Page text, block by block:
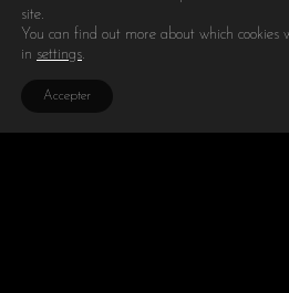
site.
You can find out more about which
in settings.
Accepter